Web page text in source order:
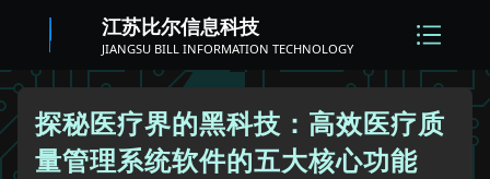
江苏比尔信息科技
JIANGSU BILL INFORMATION TECHNOLOGY
探秘医疗界的黑科技：高效医疗质
量管理系统软件的五大核心功能